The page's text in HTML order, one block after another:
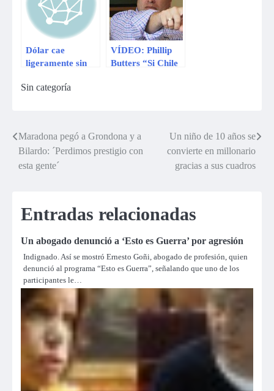
Guerra
Dólar cae
ligeramente sin
Banco Central
VÍDEO: Phillip
Butters “Si Chile
Sin categoría
Navegación
de
Maradona pegó a Grondona y a
Bilardo: ´Perdimos prestigio con
esta gente´
Un niño de 10 años se
convierte en millonario
gracias a sus cuadros
Entradas relacionadas
Un abogado denunció a ‘Esto es Guerra’ por agresión
Indignado. Así se mostró Ernesto Goñi, abogado de profesión, quien
denunció al programa “Esto es Guerra”, señalando que uno de los
participantes le…